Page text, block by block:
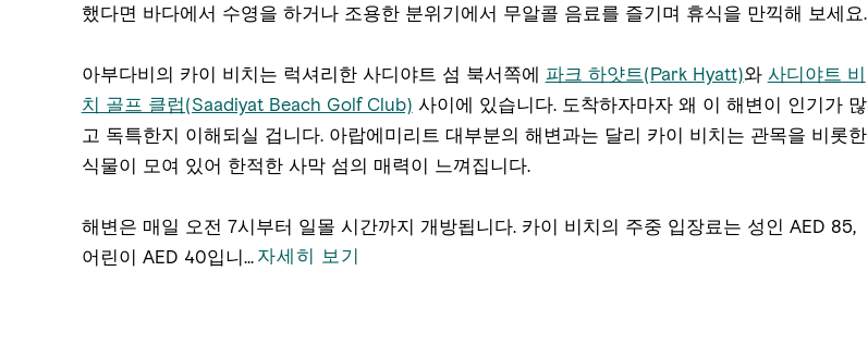
했다면 바다에서 수영을 하거나 조용한 분위기에서 무알콜 음료를 즐기며 휴식을 만끽해 보세요.
아부다비의 카이 비치는 럭셔리한 사디야트 섬 북서쪽에 파크 하얏트(Park Hyatt)와 사디야트 비
치 골프 클럽(Saadiyat Beach Golf Club) 사이에 있습니다. 도착하자마자 왜 이 해변이 인기가 많
고 독특한지 이해되실 겁니다. 아랍에미리트 대부분의 해변과는 달리 카이 비치는 관목을 비롯한
식물이 모여 있어 한적한 사막 섬의 매력이 느껴집니다.
해변은 매일 오전 7시부터 일몰 시간까지 개방됩니다. 카이 비치의 주중 입장료는 성인 AED 85,
어린이 AED 40입니... 자세히 보기